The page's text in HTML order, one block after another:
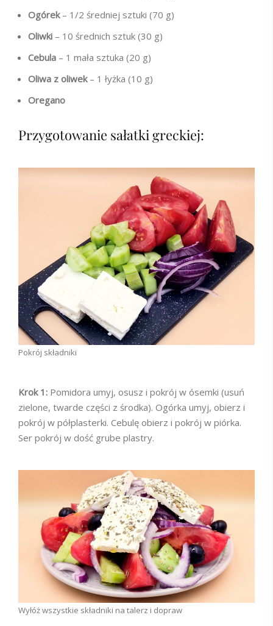
Ogórek– 1/2 średniej sztuki (70 g)
Oliwki – 10 średnich sztuk (30 g)
Cebula – 1 mała sztuka (20 g)
Oliwa z oliwek– 1 łyżka (10 g)
Oregano
Przygotowanie sałatki greckiej:
Pokrój składniki
Krok 1: Pomidora umyj, osusz i pokrój w ósemki (usuń
zielone, twarde części z środka). Ogórka umyj, obierz i
pokrój w półplasterki. Cebulę obierz i pokrój w piórka.
Ser pokrój w dość grube plastry.
Wyłóż wszystkie składniki na talerz i dopraw